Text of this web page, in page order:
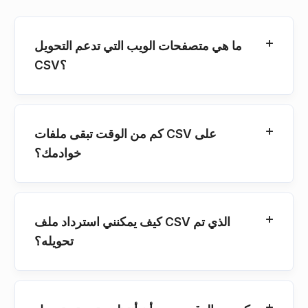
ما هي متصفحات الويب التي تدعم التحويل
CSV؟
كم من الوقت تبقى ملفات CSV على
خوادمك؟
كيف يمكنني استرداد ملف CSV الذي تم
تحويله؟